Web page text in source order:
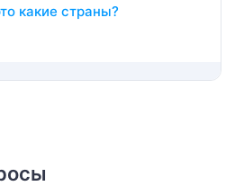
какие страны?